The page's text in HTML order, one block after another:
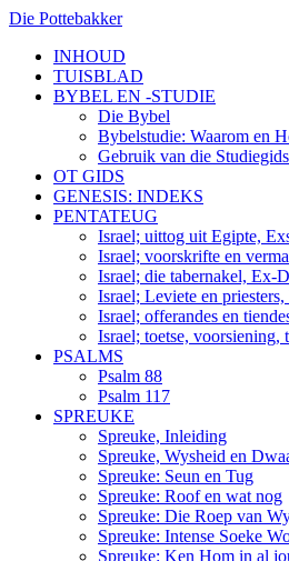
Die Pottebakker
INHOUD
TUISBLAD
BYBEL EN -STUDIE
Die Bybel
Bybelstudie: Waarom en
Gebruik van die
OT GIDS
GENESIS: INDEKS
PENTATEUG
Israel; uittog uit Egipte,
Israel; voorskrifte en
Israel; die tabernakel, Ex-
Israel; Leviete en
Israel; offerandes en
Israel; toetse,
PSALMS
Psalm 88
Psalm 117
SPREUKE
Spreuke, Inleiding
Spreuke, Wysheid en
Spreuke: Seun en Tug
Spreuke: Roof en wat nog
Spreuke: Die Roep van
Spreuke: Intense Soeke
Spreuke: Ken Hom in al